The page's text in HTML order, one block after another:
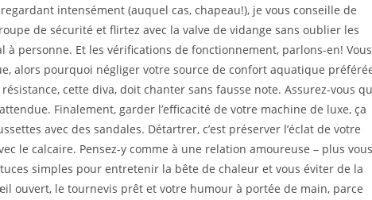
intensément (auquel cas, chapeau!), je vous conseille de
de sécurité et flirtez avec la valve de vidange sans oublier les
personne. Et les vérifications de fonctionnement, parlons-en! Vous
alors pourquoi négliger votre source de confort aquatique
cette diva, doit chanter sans fausse note. Assurez-vous
Finalement, garder l’efficacité de votre machine de luxe, ça
avec des sandales. Détartrer, c’est préserver l’éclat de votre
le calcaire. Pensez-y comme à une relation amoureuse – plus vous
simples pour entretenir la bête de chaleur et vous éviter de la
ouvert, le tournevis prêt et votre humour à portée de main, parce